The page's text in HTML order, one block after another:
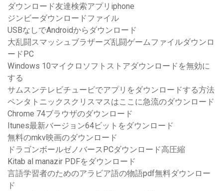
ダウンロード友達検索アプリiphone
ジンビーダウンロードファイル
USBなしでAndroidからダウンロード
大乱闘スマッシュブラザーズ乱闘ゲームファイルダウンロ
ードPC
Windows 10マイクロソフトストアダウンロードを無効に
する
サムスンテレビチュービでアプリをダウンロードする方法
ペンタトニックスクリスマスはここに急流のダウンロード
Chrome 74ブラウザのダウンロード
Itunes最新バージョン64ビットをダウンロード
無料のmkv映画のダウンロード
ドラゴンボールゼノバースPCダウンロード高圧縮
Kitab al manazir PDFをダウンロード
言語学習者のためのアラビア語の物語pdf無料ダウンロー
ド